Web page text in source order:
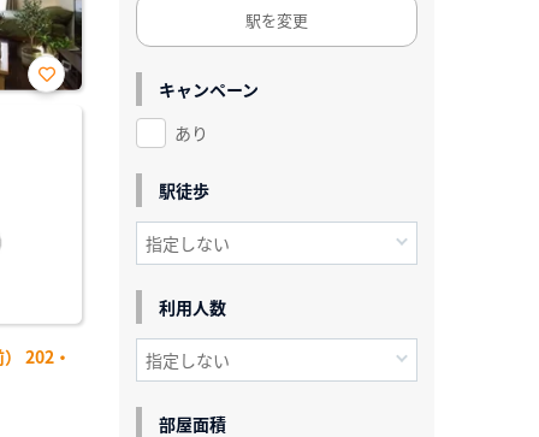
202・
お気
駅を変更
キャンペーン
あり
駅徒歩
利用人数
部屋面積